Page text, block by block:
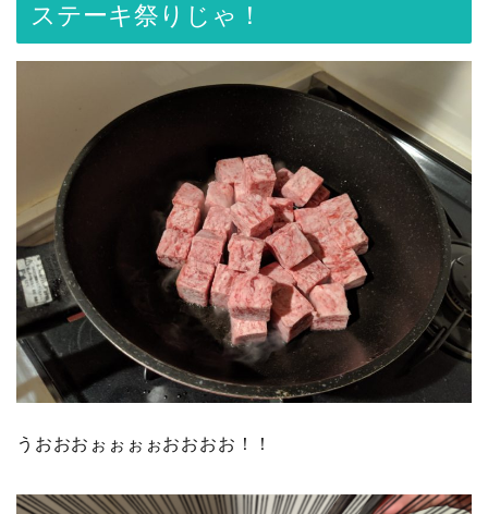
ステーキ祭りじゃ！
うおおおぉぉぉぉおおおお！！